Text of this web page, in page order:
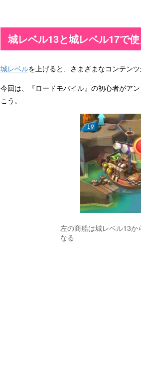
城レベル13と城レベル17で
城レベルを上げると、さまざまなコンテンツ
今回は、『ロードモバイル』の初心者がア
こう。
左の商船は城レベル13
なる